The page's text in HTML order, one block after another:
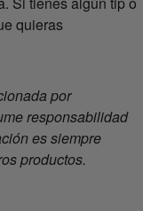
quieras
por
responsabilidad
es siempre
productos.